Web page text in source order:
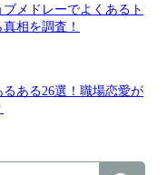
ブメドレーでよくあるト
相を調査！
ある26選！職場恋愛が